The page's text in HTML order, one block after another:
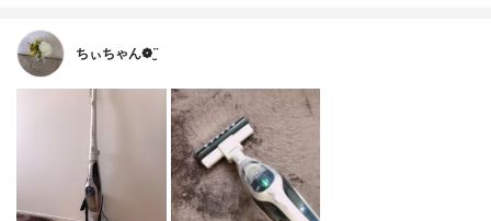
カラー展開
付属品
その他の特徴
ダストケース丸洗い可、フィルター丸洗い
可
ちぃちゃん❁¨̮